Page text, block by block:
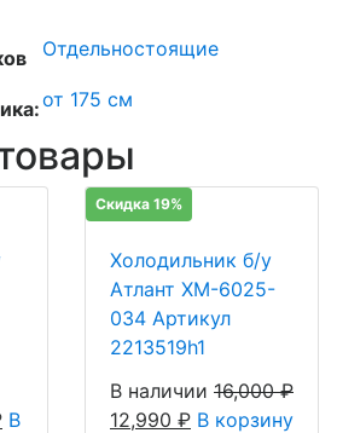
Отдельностоящие
от 175 см
В
Скидка 19%
Холодильник б/у
Атлант ХМ-6025-
034 Артикул
2213519h1
В наличии 16,000₽
12,990 ₽ В корзину